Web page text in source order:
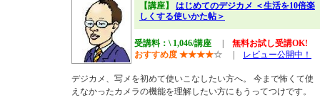
【講座】 はじめてのデジカメ ＜生活を10倍楽
しくする使いかた帖＞
受講料：\ 1,046/講座
無料お試し受講OK!
おすすめ度 ★★★★☆ レビュー公開中！
デジカメ、写メを初めて使いこなしたい方へ。 今まで怖くて使
えなかったカメラの機能を理解したい方にもうってつけです。